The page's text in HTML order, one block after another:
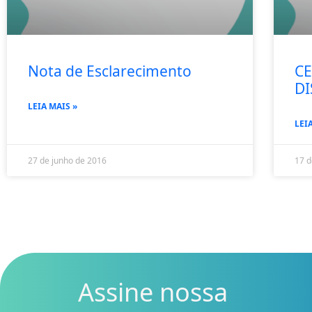
Nota de Esclarecimento
LEIA MAIS »
27 de junho de 2016 17
Assine nossa